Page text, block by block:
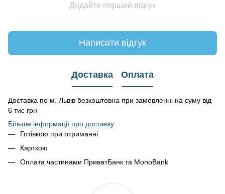
Додайте перший відгук
Написати відгук
Доставка Оплата
Доставка по м. Львів безкоштовна при замовленні на суму від
6 тис грн
Більше інформації про доставку
Готівкою при отриманні
Карткою
Оплата частинами ПриватБанк та MonoBank